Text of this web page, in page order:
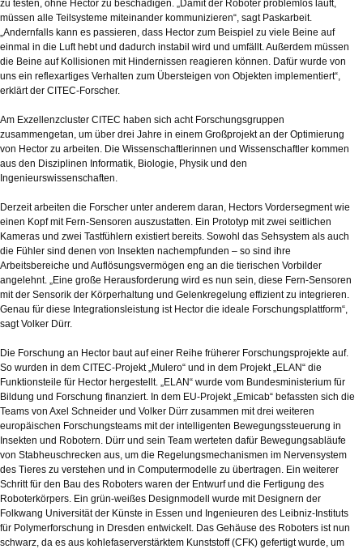
zu testen, ohne Hector zu beschädigen. „Damit der Roboter problemlos läuft,
müssen alle Teilsysteme miteinander kommunizieren“, sagt Paskarbeit.
„Andernfalls kann es passieren, dass Hector zum Beispiel zu viele Beine auf
einmal in die Luft hebt und dadurch instabil wird und umfällt. Außerdem müssen
die Beine auf Kollisionen mit Hindernissen reagieren können. Dafür wurde von
uns ein reflexartiges Verhalten zum Übersteigen von Objekten implementiert“,
erklärt der CITEC-Forscher.
Am Exzellenzcluster CITEC haben sich acht Forschungsgruppen
zusammengetan, um über drei Jahre in einem Großprojekt an der Optimierung
von Hector zu arbeiten. Die Wissenschaftlerinnen und Wissenschaftler kommen
aus den Disziplinen Informatik, Biologie, Physik und den
Ingenieurswissenschaften.
Derzeit arbeiten die Forscher unter anderem daran, Hectors Vordersegment wie
einen Kopf mit Fern-Sensoren auszustatten. Ein Prototyp mit zwei seitlichen
Kameras und zwei Tastfühlern existiert bereits. Sowohl das Sehsystem als auch
die Fühler sind denen von Insekten nachempfunden – so sind ihre
Arbeitsbereiche und Auflösungsvermögen eng an die tierischen Vorbilder
angelehnt. „Eine große Herausforderung wird es nun sein, diese Fern-Sensoren
mit der Sensorik der Körperhaltung und Gelenkregelung effizient zu integrieren.
Genau für diese Integrationsleistung ist Hector die ideale Forschungsplattform“,
sagt Volker Dürr.
Die Forschung an Hector baut auf einer Reihe früherer Forschungsprojekte auf.
So wurden in dem CITEC-Projekt „Mulero“ und in dem Projekt „ELAN“ die
Funktionsteile für Hector hergestellt. „ELAN“ wurde vom Bundesministerium für
Bildung und Forschung finanziert. In dem EU-Projekt „Emicab“ befassten sich die
Teams von Axel Schneider und Volker Dürr zusammen mit drei weiteren
europäischen Forschungsteams mit der intelligenten Bewegungssteuerung in
Insekten und Robotern. Dürr und sein Team werteten dafür Bewegungsabläufe
von Stabheuschrecken aus, um die Regelungsmechanismen im Nervensystem
des Tieres zu verstehen und in Computermodelle zu übertragen. Ein weiterer
Schritt für den Bau des Roboters waren der Entwurf und die Fertigung des
Roboterkörpers. Ein grün-weißes Designmodell wurde mit Designern der
Folkwang Universität der Künste in Essen und Ingenieuren des Leibniz-Instituts
für Polymerforschung in Dresden entwickelt. Das Gehäuse des Roboters ist nun
schwarz, da es aus kohlefaserverstärktem Kunststoff (CFK) gefertigt wurde, um